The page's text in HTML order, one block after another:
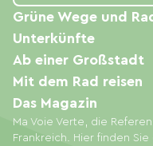
Ma Voie Verte, die
Frankreich. Hier finden
Grüne Wege und
Unterkünfte
Ab einer Großstadt
Mit dem Rad reisen
Das Magazin